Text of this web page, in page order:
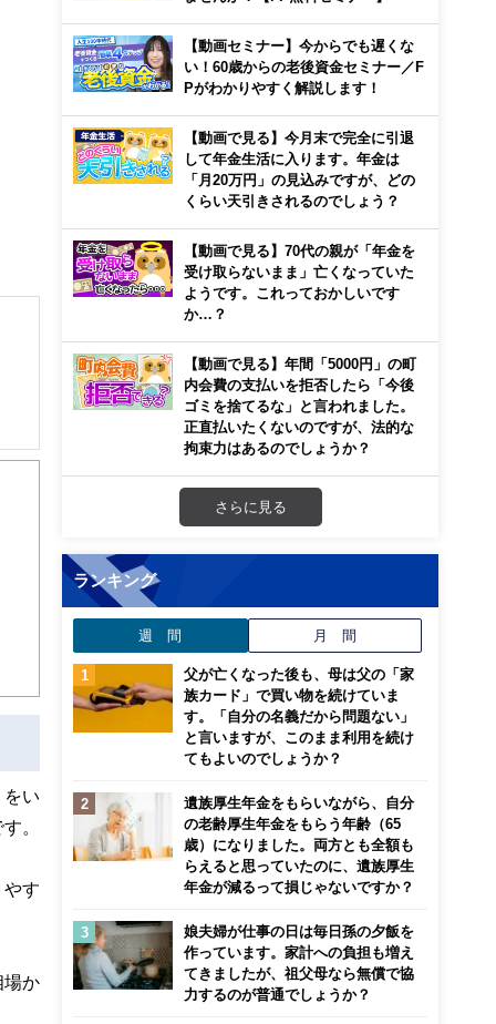
をい
。
やす
場か
【動画セミナー】今からでも遅くな
い！60歳からの老後資金セミナー／F
Pがわかりやすく解説します！
【動画で見る】今月末で完全に引退
して年金生活に入ります。年金は
「月20万円」の見込みですが、どの
くらい天引きされるのでしょう？
【動画で見る】70代の親が「年金を
受け取らないまま」亡くなっていた
ようです。これっておかしいです
か…？
【動画で見る】年間「5000円」の町
内会費の支払いを拒否したら「今後
ゴミを捨てるな」と言われました。
正直払いたくないのですが、法的な
拘束力はあるのでしょうか？
さらに見る
ランキング
週 間 月 間
父が亡くなった後も、母は父の「家
族カード」で買い物を続けていま
す。「自分の名義だから問題ない」
と言いますが、このまま利用を続け
てもよいのでしょうか？
遺族厚生年金をもらいながら、自分
の老齢厚生年金をもらう年齢（65
歳）になりました。両方とも全額も
らえると思っていたのに、遺族厚生
年金が減るって損じゃないですか？
娘夫婦が仕事の日は毎日孫の夕飯を
作っています。家計への負担も増え
てきましたが、祖父母なら無償で協
力するのが普通でしょうか？